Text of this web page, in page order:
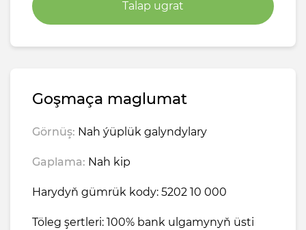
Talap ugrat
Goşmaça maglumat
Görnüş: Nah ýüplük galyndylary
Gaplama: Nah kip
Harydyň gümrük kody: 5202 10 000
Töleg şertleri: 100% bank ulgamynyň üsti